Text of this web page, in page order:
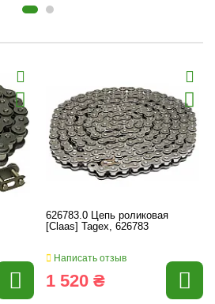
626783.0 Цепь роликовая
[Claas] Tagex, 626783
Написать отзыв
1 520 ₴